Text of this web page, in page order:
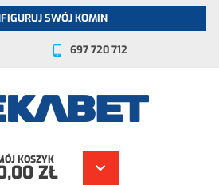
SWÓJ KOMIN
697 720 712
KOSZYK
ZŁ